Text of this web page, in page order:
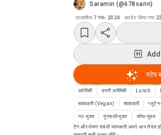
Saramin (@678sarin)
प्रकाशित 7 नव॰ 2024 · अपडेट किया गया
स्टेप
अमेरिकी उत्तरी अमेरिकी Lunch
शाकाहारी (Vegan) शाकाहारी
नट-मुक्त मूंगफली-मुक्त सोया-मुक्त
टैग और पोषण संबंधी जानकारी अपने आप तैयार